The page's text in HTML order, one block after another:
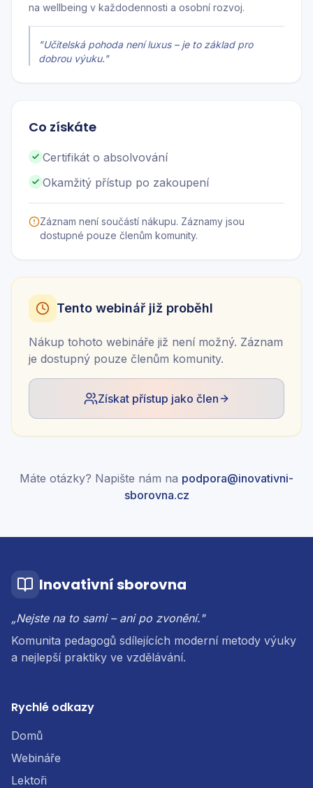
na wellbeing v každodennosti a osobní rozvoj.
"Učitelská pohoda není luxus – je to základ pro
dobrou výuku."
Co získáte
Certifikát o absolvování
Okamžitý přístup po zakoupení
Záznam není součástí nákupu. Záznamy jsou
dostupné pouze členům komunity.
Tento webinář již proběhl
Nákup tohoto webináře již není možný. Záznam
je dostupný pouze členům komunity.
Získat přístup jako člen
Máte otázky? Napište nám na podpora@inovativni-
sborovna.cz
Inovativní sborovna
„Nejste na to sami – ani po zvonění."
Komunita pedagogů sdílejících moderní metody výuky
a nejlepší praktiky ve vzdělávání.
Rychlé odkazy
Domů
Webináře
Lektoři